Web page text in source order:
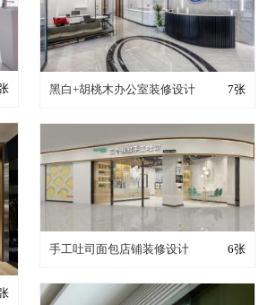
装修成这样要花多少钱？
黑白+胡桃木办公室装修设计 7张
装修成这样要花多少钱？
手工吐司面包店铺装修设计 6张